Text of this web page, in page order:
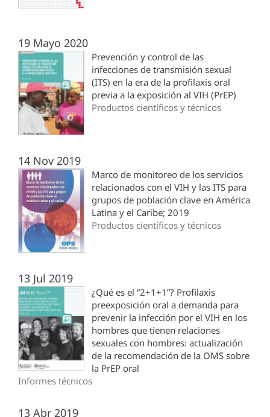
19 Mayo 2020
Prevención y control de las
infecciones de transmisión sexual
(ITS) en la era de la profilaxis oral
previa a la exposición al VIH (PrEP)
Productos científicos y técnicos
14 Nov 2019
Marco de monitoreo de los servicios
relacionados con el VIH y las ITS para
grupos de población clave en América
Latina y el Caribe; 2019
Productos científicos y técnicos
13 Jul 2019
¿Qué es el “2+1+1”? Profilaxis
preexposición oral a demanda para
prevenir la infección por el VIH en los
hombres que tienen relaciones
sexuales con hombres: actualización
de la recomendación de la OMS sobre
la PrEP oral
Informes técnicos
13 Abr 2019